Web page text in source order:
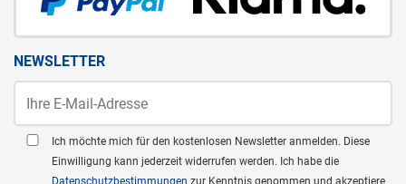
NEWSLETTER
Ich möchte mich für den kostenlosen Newsletter anmelden. Diese
Einwilligung kann jederzeit widerrufen werden. Ich habe die